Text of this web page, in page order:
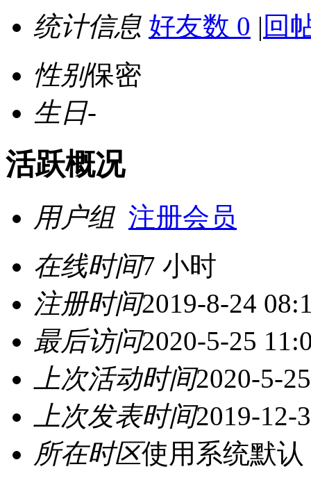
统计信息 好友数 0 | 回
性别保密
生日-
活跃概况
用户组 注册会员
在线时间7 小时
注册时间2019-8-24
最后访问2020-5-25
上次活动时间2020-5-
上次发表时间2019-12-
所在时区使用系统默认